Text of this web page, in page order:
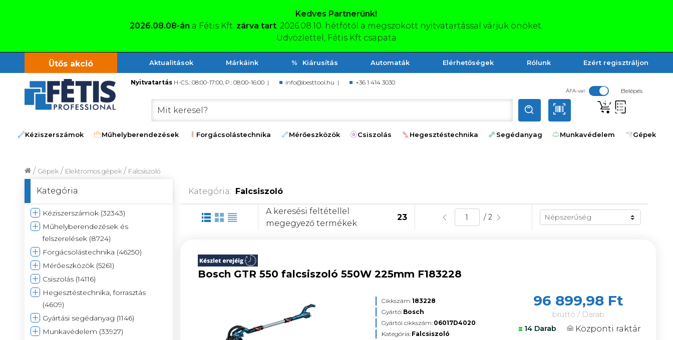
Kedves Partnerünk!
2026.08.08-án a Fétis Kft. zárva tart. 2026.08.10. hétfőtől a megszokott nyitvatartással várjuk önöket.
Üdvözlettel, Fétis Kft csapata
Ütős akció Aktualitások Márkáink Kiárusítás Automaták Elérhetőségek Rólunk Ezért regisztráljon
Nyitvatartás H-CS.: 08:00-17:00, P.: 08:00-16:00 | info@besttool.hu | +36 1 414 3030
ÁFA-val Belépés
Kéziszerszámok Műhelyberendezések Forgácsolástechnika Mérőeszközök Csiszolás Hegesztéstechnika Segédanyag Munkavédelem Gépek
Falcsiszoló
/
Elektromos gépek
/
Gépek
/
Kategória
Kéziszerszámok (32343)
Műhelyberendezések és
felszerelések (8724)
Forgácsolástechnika (46250)
Mérőeszközök (5261)
Csiszolás (14116)
Hegesztéstechnika, forrasztás
(4609)
Gyártási segédanyag (1146)
Munkavédelem (33927)
Kategória: Falcsiszoló
A keresési feltétellel
megegyező termékek
23 / 2
Bosch GTR 550 falcsiszoló 550W 225mm F183228
Cikkszám:183228
Gyártó: Bosch
Gyártói cikkszám: 06017D4020
Kategória: Falcsiszoló
96 899,98 Ft
bruttó / Darab
14 Darab
Központi raktár